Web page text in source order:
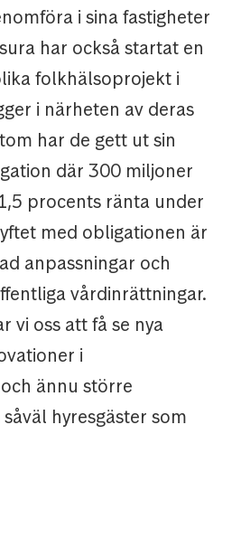
i sina fastigheter
har också startat en
folkhälsoprojekt i
i närheten av deras
har de gett ut sin
där 300 miljoner
procents ränta under
med obligationen är
anpassningar och
vårdinrättningar.
vi oss att få se nya
i
ännu större
hyresgäster som